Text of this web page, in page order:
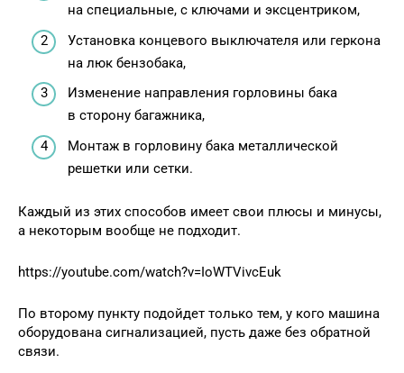
на специальные, с ключами и эксцентриком,
Установка концевого выключателя или геркона
на люк бензобака,
Изменение направления горловины бака
в сторону багажника,
Монтаж в горловину бака металлической
решетки или сетки.
Каждый из этих способов имеет свои плюсы и минусы,
а некоторым вообще не подходит.
https://youtube.com/watch?v=IoWTVivcEuk
По второму пункту подойдет только тем, у кого машина
оборудована сигнализацией, пусть даже без обратной
связи.